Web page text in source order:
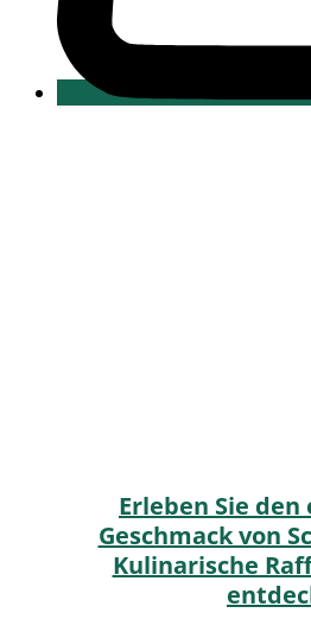
Erleben Sie
Geschmack von
Kulinarische